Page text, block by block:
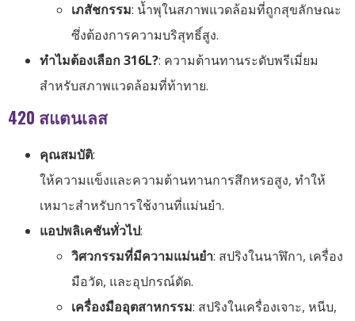
เภสัชกรรม: น้ำพุในสภาพแวดล้อมที่ถูกสุขลักษณะ
ซึ่งต้องการความบริสุทธิ์สูง.
ทำไมต้องเลือก 316L?: ความต้านทานระดับพรีเมี่ยม
สำหรับสภาพแวดล้อมที่ท้าทาย.
420 สแตนเลส
คุณสมบัติ:
ให้ความแข็งและความต้านทานการสึกหรอสูง, ทำให้
เหมาะสำหรับการใช้งานที่แม่นยำ.
แอปพลิเคชันทั่วไป:
วิศวกรรมที่มีความแม่นยำ: สปริงในนาฬิกา, เครื่อง
มือวัด, และอุปกรณ์ตัด.
เครื่องมืออุตสาหกรรม: สปริงในเครื่องเจาะ, หนีบ,